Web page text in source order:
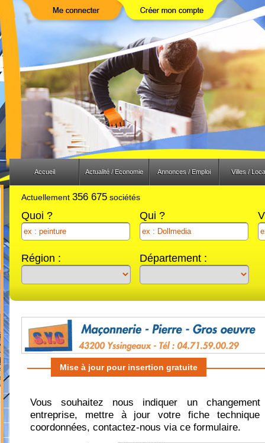
Accueil Actualité / Economie Annonces / Emploi Villes /
Actuellement 356 675 sociétés
Quoi ? Qui ?
Région : Département :
Mise à jour pour insertion gratuite
Vous souhaitez nous indiquer un
entreprise, mettre à jour votre fiche technique
coordonnées, contactez-nous via ce formulaire.